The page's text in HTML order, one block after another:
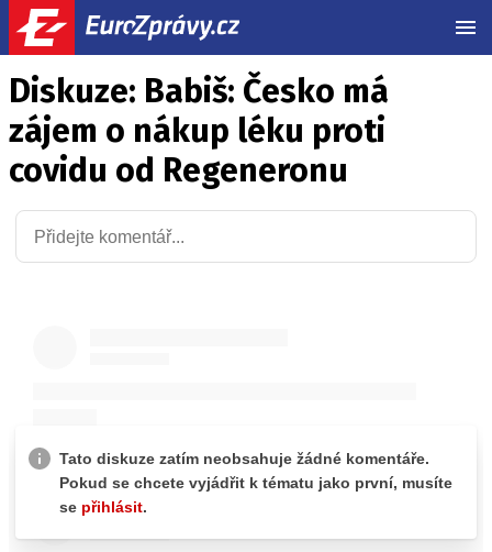
Diskuze: Babiš: Česko má
zájem o nákup léku proti
covidu od Regeneronu